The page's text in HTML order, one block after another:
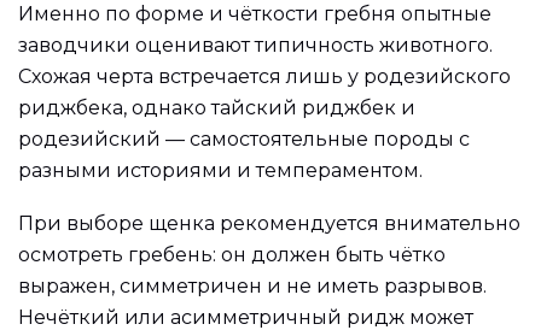
Именно по форме и чёткости гребня опытные
заводчики оценивают типичность животного.
Схожая черта встречается лишь у родезийского
риджбека, однако тайский риджбек и
родезийский — самостоятельные породы с
разными историями и темпераментом.
При выборе щенка рекомендуется внимательно
осмотреть гребень: он должен быть чётко
выражен, симметричен и не иметь разрывов.
Нечёткий или асимметричный ридж может